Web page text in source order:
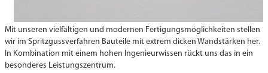
Mit unseren vielfältigen und modernen Fertigungs­möglichkeiten stellen
wir im Spritzgussverfahren Bauteile mit extrem dicken Wandstärken her.
In Kombination mit einem hohen Ingenieurwissen rückt uns das in ein
besonderes Leistungs­zentrum.